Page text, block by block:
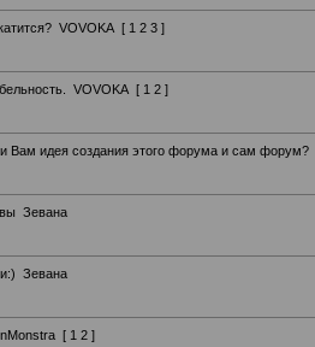
VOVOKA [ 1 2 3 ]
VOVOKA [ 1 2 ]
Вам идея создания этого форума и сам форум?
Зевана
Зевана
[ 1 2 ]